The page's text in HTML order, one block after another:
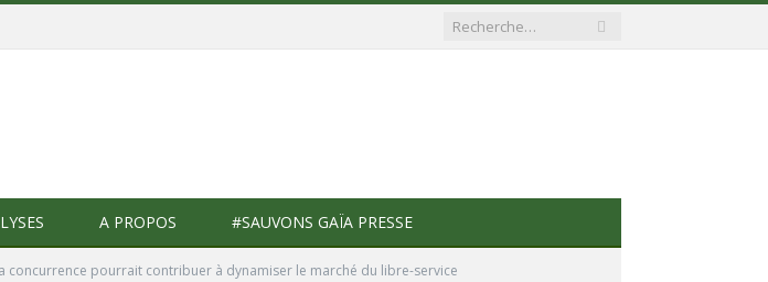
A PROPOS #SAUVONS GAÏA PRESSE
concurrence pourrait contribuer à dynamiser le marché du libre-service